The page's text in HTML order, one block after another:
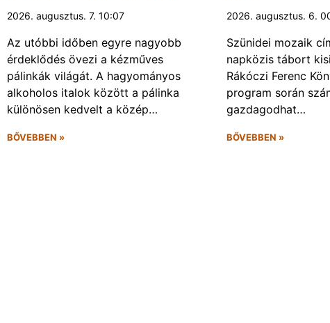
2026. augusztus. 7. 10:07
Az utóbbi időben egyre nagyobb
érdeklődés övezi a kézműves
pálinkák világát. A hagyományos
alkoholos italok között a pálinka
különösen kedvelt a közép…
BŐVEBBEN »
2026. augusztus. 6.
Szünidei mozaik
napközis tábort
Rákóczi Ferenc
program során
gazdagodhat…
BŐVEBBEN »